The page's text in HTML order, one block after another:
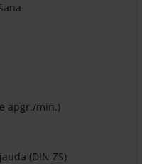
apgr./min.)
(DIN ZS)